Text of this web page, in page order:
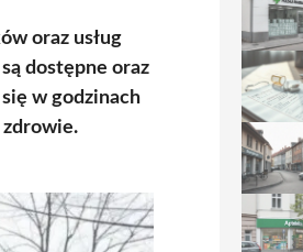
oraz usług
dostępne oraz
w godzinach
zdrowie.